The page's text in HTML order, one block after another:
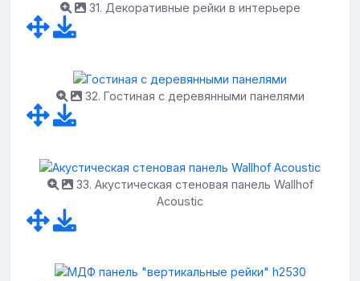
31. Декоративные рейки в интерьере
32. Гостиная с деревянными панелями
33. Акустическая стеновая панель Wallhof
Acoustic